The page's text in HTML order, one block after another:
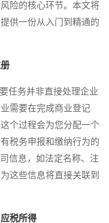
险的核心环节。本文将
供一份从入门到精通的
务并非直接处理企业
需要在完成商业登记
个过程会为您分配一个
税务申报和缴纳行为的
信息，如法定名称、注
这些信息将直接关联到
税所得